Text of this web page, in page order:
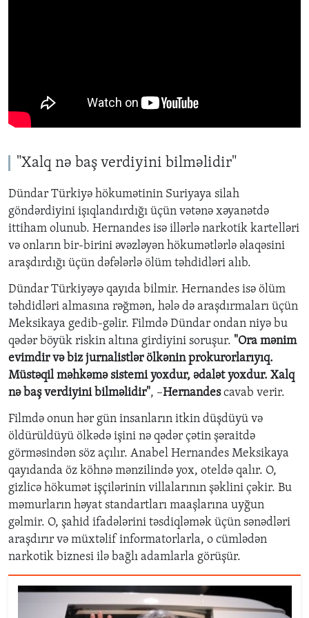
"Xalq nə baş verdiyini bilməlidir"
Dündar Türkiyə hökumətinin Suriyaya silah
göndərdiyini işıqlandırdığı üçün vətənə xəyanətdə
ittiham olunub. Hernandes isə illərlə narkotik kartelləri
və onların bir-birini əvəzləyən hökumətlərlə əlaqəsini
araşdırdığı üçün dəfələrlə ölüm təhdidləri alıb.
Dündar Türkiyəyə qayıda bilmir. Hernandes isə ölüm
təhdidləri almasına rəğmən, hələ də araşdırmaları üçün
Meksikaya gedib-gəlir. Filmdə Dündar ondan niyə bu
qədər böyük riskin altına girdiyini soruşur. "Ora mənim
evimdir vəbiz jurnalistlərölkənin prokurorlarıyıq.
Müstəqil məhkəməsistemi yoxdur, ədalət yoxdur. Xalq
nəbaşverdiyini bilməlidir", –Hernandescavab verir.
Filmdə onun hər gün insanların itkin düşdüyü və
öldürüldüyü ölkədə işini nə qədər çətin şəraitdə
görməsindən söz açılır. Anabel Hernandes Meksikaya
qayıdanda öz köhnə mənzilində yox, oteldə qalır. O,
gizlicə hökumət işçilərinin villalarının şəklini çəkir. Bu
məmurların həyat standartları maaşlarına uyğun
gəlmir. O, şahid ifadələrini təsdiqləmək üçün sənədləri
araşdırır və müxtəlif informatorlarla, o cümlədən
narkotik biznesi ilə bağlı adamlarla görüşür.